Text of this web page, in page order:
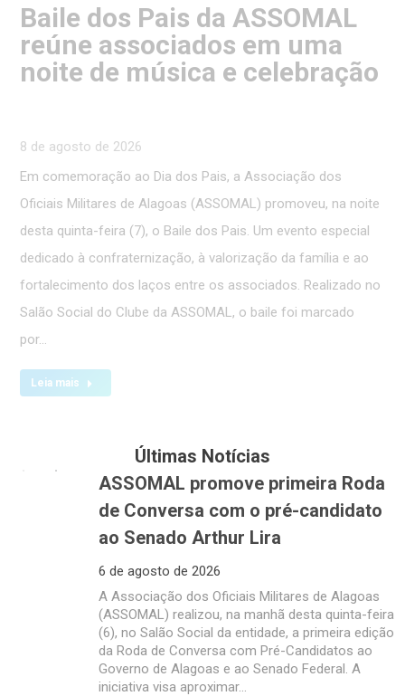
Baile dos Pais da ASSOMAL
reúne associados em uma
noite de música e celebração
8 de agosto de 2026
Em comemoração ao Dia dos Pais, a Associação dos
Oficiais Militares de Alagoas (ASSOMAL) promoveu, na noite
desta quinta-feira (7), o Baile dos Pais. Um evento especial
dedicado à confraternização, à valorização da família e ao
fortalecimento dos laços entre os associados. Realizado no
Salão Social do Clube da ASSOMAL, o baile foi marcado
por…
Leia mais
Últimas Notícias
ASSOMAL promove primeira Roda
de Conversa com o pré-candidato
ao Senado Arthur Lira
6 de agosto de 2026
A Associação dos Oficiais Militares de Alagoas
(ASSOMAL) realizou, na manhã desta quinta-feira
(6), no Salão Social da entidade, a primeira edição
da Roda de Conversa com Pré-Candidatos ao
Governo de Alagoas e ao Senado Federal. A
iniciativa visa aproximar…